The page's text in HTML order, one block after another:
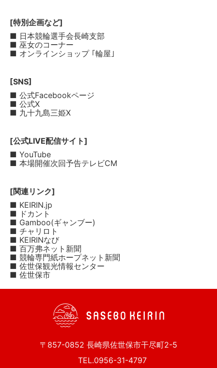
[特別企画など]
■ 日本競輪選手会長崎支部
■ 巫女のコーナー
■ オンラインショップ ｢輪屋｣
[SNS]
■ 公式Facebookページ
■ 公式X
■ 九十九島三姫X
[公式LIVE配信サイト]
■ YouTube
■ 本場開催次回予告テレビCM
[関連リンク]
■ KEIRIN.jp
■ ドカント
■ Gamboo(ギャンブー)
■ チャリロト
■ KEIRINなび
■ 百万弗ネット新聞
■ 競輪専門紙ホープネット新聞
■ 佐世保観光情報センター
■ 佐世保市
〒857-0852 長崎県佐世保市干尽町2-5
TEL.0956-31-4797